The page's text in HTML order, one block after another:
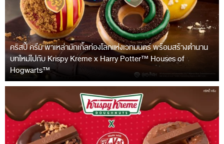
คริสปี้ ครีม พาเหล่ามักเกิ้ลท่องโลกแห่งเวทมนตร์ พร้อมสร้างตำนาน
บทใหม่ไปกับ Krispy Kreme x Harry Potter™ Houses of
Hogwarts™